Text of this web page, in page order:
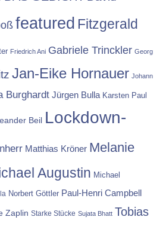
featured Fitzgerald
Friedrich Ani Gabriele Trinckler Georg
Jan-Eike Hornauer Johann
Burghardt Jürgen Bulla Karsten Paul
Beil Lockdown-
Matthias Kröner Melanie
Augustin Michael
Norbert Göttler Paul-Henri Campbell
Zaplin Starke Stücke Sujata Bhatt Tobias